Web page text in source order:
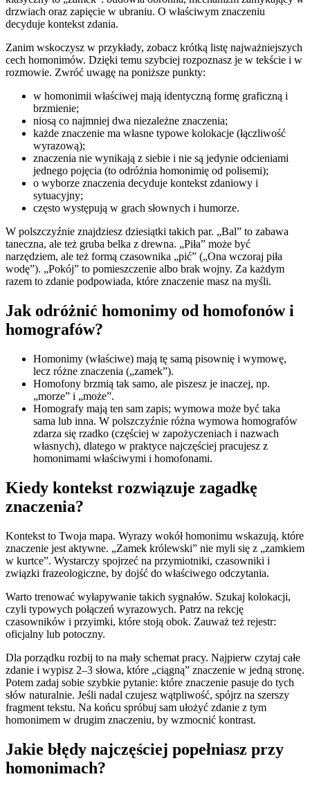
drzwiach oraz zapięcie w ubraniu. O właściwym znaczeniu
decyduje kontekst zdania.
Zanim wskoczysz w przykłady, zobacz krótką listę najważniejszych
cech homonimów. Dzięki temu szybciej rozpoznasz je w tekście i w
rozmowie. Zwróć uwagę na poniższe punkty:
w homonimii właściwej mają identyczną formę graficzną i
brzmienie;
niosą co najmniej dwa niezależne znaczenia;
każde znaczenie ma własne typowe kolokacje (łączliwość
wyrazową);
znaczenia nie wynikają z siebie i nie są jedynie odcieniami
jednego pojęcia (to odróżnia homonimię od polisemi);
o wyborze znaczenia decyduje kontekst zdaniowy i
sytuacyjny;
często występują w grach słownych i humorze.
W polszczyźnie znajdziesz dziesiątki takich par. „Bal” to zabawa
taneczna, ale też gruba belka z drewna. „Piła” może być
narzędziem, ale też formą czasownika „pić” („Ona wczoraj piła
wodę”). „Pokój” to pomieszczenie albo brak wojny. Za każdym
razem to zdanie podpowiada, które znaczenie masz na myśli.
Jak odróżnić homonimy od homofonów i
homografów?
Homonimy (właściwe) mają tę samą pisownię i wymowę,
lecz różne znaczenia („zamek”).
Homofony brzmią tak samo, ale piszesz je inaczej, np.
„morze” i „może”.
Homografy mają ten sam zapis; wymowa może być taka
sama lub inna. W polszczyźnie różna wymowa homografów
zdarza się rzadko (częściej w zapożyczeniach i nazwach
własnych), dlatego w praktyce najczęściej pracujesz z
homonimami właściwymi i homofonami.
Kiedy kontekst rozwiązuje zagadkę
znaczenia?
Kontekst to Twoja mapa. Wyrazy wokół homonimu wskazują, które
znaczenie jest aktywne. „Zamek królewski” nie myli się z „zamkiem
w kurtce”. Wystarczy spojrzeć na przymiotniki, czasowniki i
związki frazeologiczne, by dojść do właściwego odczytania.
Warto trenować wyłapywanie takich sygnałów. Szukaj kolokacji,
czyli typowych połączeń wyrazowych. Patrz na rekcję
czasowników i przyimki, które stoją obok. Zauważ też rejestr:
oficjalny lub potoczny.
Dla porządku rozbij to na mały schemat pracy. Najpierw czytaj całe
zdanie i wypisz 2–3 słowa, które „ciągną” znaczenie w jedną stronę.
Potem zadaj sobie szybkie pytanie: które znaczenie pasuje do tych
słów naturalnie. Jeśli nadal czujesz wątpliwość, spójrz na szerszy
fragment tekstu. Na końcu spróbuj sam ułożyć zdanie z tym
homonimem w drugim znaczeniu, by wzmocnić kontrast.
Jakie błędy najczęściej popełniasz przy
homonimach?